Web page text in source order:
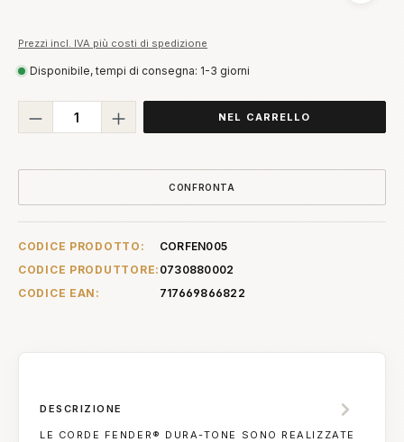
Prezzi incl. IVA più costi di spedizione
Disponibile, tempi di consegna: 1-3 giorni
Quantità del prodotto: inserisci la
NEL CARRELLO
CONFRONTA
CODICE PRODOTTO:
CORFEN005
CODICE PRODUTTORE: 0730880002
CODICE EAN:
717669866822
DESCRIZIONE
LE CORDE FENDER® DURA-TONE SONO REALIZZATE